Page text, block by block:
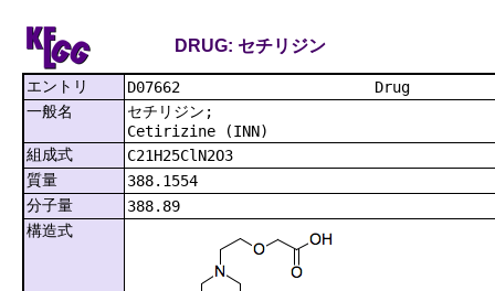
DRUG: セチリジン
エントリ
D07662
一般名
セチリジン;
Cetirizine (INN)
組成式
C21H25ClN2O3
質量
388.1554
分子量
388.89
構造式